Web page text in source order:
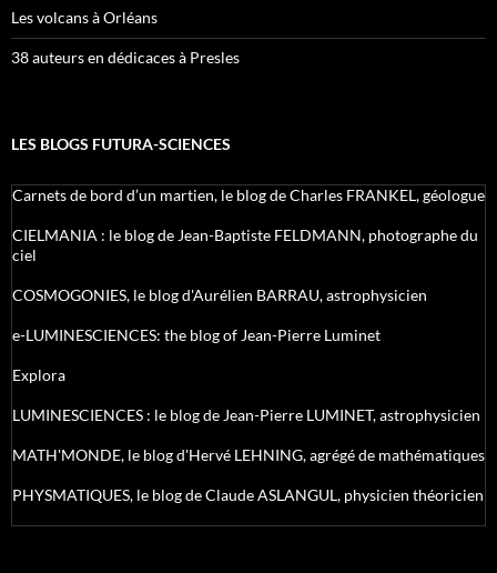
Les volcans à Orléans
38 auteurs en dédicaces à Presles
LES BLOGS FUTURA-SCIENCES
Carnets de bord d’un martien, le blog de Charles FRANKEL, géologue
CIELMANIA : le blog de Jean-Baptiste FELDMANN, photographe du
ciel
COSMOGONIES, le blog d'Aurélien BARRAU, astrophysicien
e-LUMINESCIENCES: the blog of Jean-Pierre Luminet
Explora
LUMINESCIENCES : le blog de Jean-Pierre LUMINET, astrophysicien
MATH'MONDE, le blog d'Hervé LEHNING, agrégé de mathématiques
PHYSMATIQUES, le blog de Claude ASLANGUL, physicien théoricien